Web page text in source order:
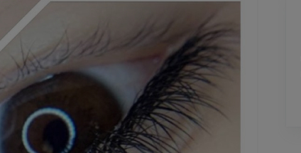
Lisätty